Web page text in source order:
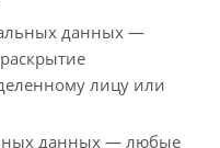
данных —
лицу или
данных — любые